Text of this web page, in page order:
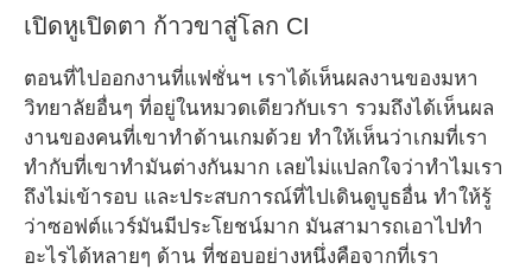
เปิดหูเปิดตา ก้าวขาสู่โลก CI
ตอนที่ไปออกงานที่แฟชั่นฯ เราได้เห็นผลงานของมหา
วิทยาลัยอื่นๆ ที่อยู่ในหมวดเดียวกับเรา รวมถึงได้เห็นผล
งานของคนที่เขาทำด้านเกมด้วย ทำให้เห็นว่าเกมที่เรา
ทำกับที่เขาทำมันต่างกันมาก เลยไม่แปลกใจว่าทำไมเรา
ถึงไม่เข้ารอบ และประสบการณ์ที่ไปเดินดูบูธอื่น ทำให้รู้
ว่าซอฟต์แวร์มันมีประโยชน์มาก มันสามารถเอาไปทำ
อะไรได้หลายๆ ด้าน ที่ชอบอย่างหนึ่งคือจากที่เรา